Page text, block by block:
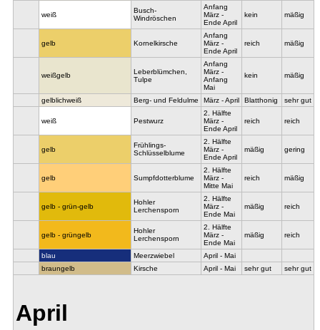
weiß
Busch-
Windröschen
Anfang
März -
Ende April
kein mäßig
gelb Kornelkirsche
Anfang
März -
Ende April
reich mäßig
weißgelb
Leberblümchen,
Tulpe
Anfang
März -
Anfang
Mai
kein mäßig
gelblichweiß Berg- und Feldulme März - April Blatthonig sehr gut
weiß Pestwurz
2. Hälfte
März -
Ende April
reich reich
gelb
Frühlings-
Schlüsselblume
2. Hälfte
März -
Ende April
mäßig gering
gelb Sumpfdotterblume
2. Hälfte
März -
Mitte Mai
reich mäßig
gelb - grün-gelb
Hohler
Lerchensporn
2. Hälfte
März -
Ende Mai
mäßig reich
gelb - grüngelb
Hohler
Lerchensporn
2. Hälfte
März -
Ende Mai
mäßig reich
blau Meerzwiebel
April - Mai
braungelb
Kirsche April - Mai sehr gut sehr gut
April